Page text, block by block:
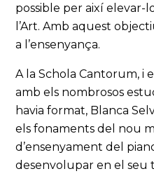
possible per així elevar-
l’Art. Amb aquest
a l’ensenyança.
A la Schola Cantorum, i
amb els nombrosos
havia format, Blanca
els fonaments del nou
d’ensenyament del
desenvolupar en el seu